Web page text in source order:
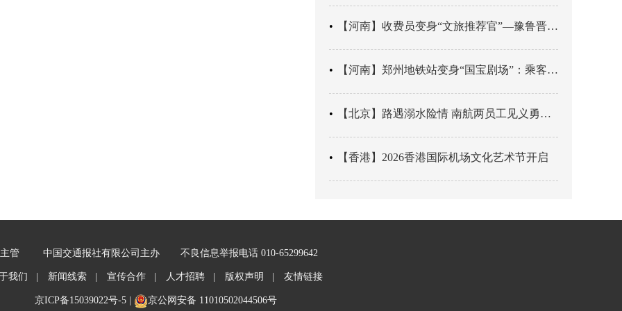
【河南】收费员变身“文旅推荐官”—豫鲁晋四地市交旅融合让游客一下高速就“入戏”
【河南】郑州地铁站变身“国宝剧场”：乘客刚出车厢，就“入戏”千年
【北京】路遇溺水险情 南航两员工见义勇为科学施救
【香港】2026香港国际机场文化艺术节开启
管 中国交通报社有限公司主办 不良信息举报电话 010-65299642
我们 | 新闻线索 | 宣传合作 | 人才招聘 | 版权声明 | 友情链接
京ICP备15039022号-5| 京公网安备 11010502044506号